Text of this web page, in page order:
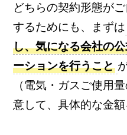
どちらの契約形態が
するためにも、まずは
し、気になる会社の
ーションを行うこと
（電気・ガスご使用
意して、具体的な金